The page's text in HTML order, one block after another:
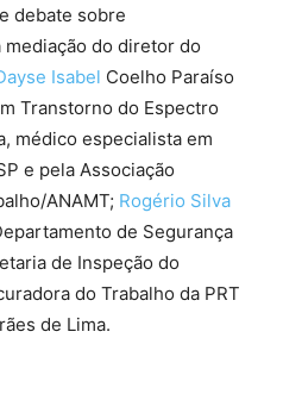
debate sobre
do diretor do
Isabel Coelho Paraíso
Transtorno do Espectro
médico especialista em
e pela Associação
ANAMT; Rogério Silva
de Segurança
de Inspeção do
do Trabalho da PRT
de Lima.